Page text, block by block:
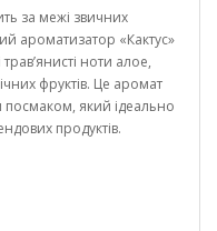
за межі звичних
ароматизатор «Кактус»
ноти алое,
фруктів. Це аромат
посмаком, який ідеально
продуктів.